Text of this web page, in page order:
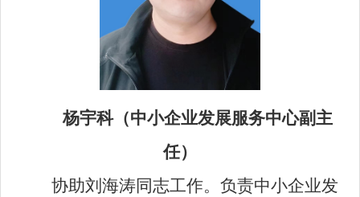
杨宇科（中小企业发展服务中心副主
任）
协助刘海涛同志工作。负责中小企业发